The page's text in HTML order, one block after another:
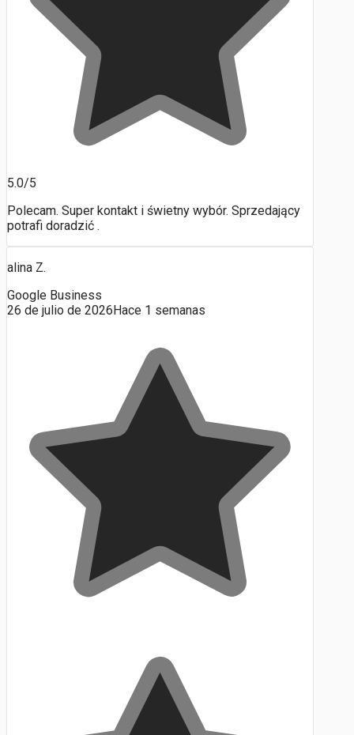
5.0/5
Polecam. Super kontakt i świetny wybór. Sprzedający
potrafi doradzić .
alina Z.
Google Business
26 de julio de 2026 Hace 1 semanas